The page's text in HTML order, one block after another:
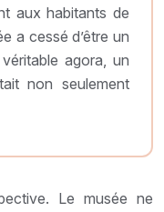
aux habitants de
a cessé d’être un
agora, un
non seulement
Le musée ne